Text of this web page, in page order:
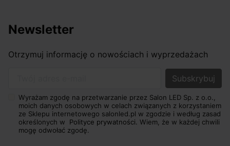
Newsletter
Otrzymuj informację o nowościach i wyprzedażach
Wyrażam zgodę na przetwarzanie przez Salon LED Sp. z o.o.,
moich danych osobowych w celach związanych z korzystaniem
ze Sklepu internetowego salonled.pl w zgodzie i według zasad
określonych w Polityce prywatności. Wiem, że w każdej chwili
mogę odwołać zgodę.